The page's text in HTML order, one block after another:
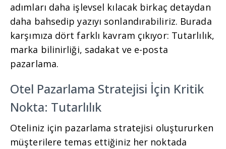
adımları daha işlevsel kılacak birkaç detaydan
daha bahsedip yazıyı sonlandırabiliriz. Burada
karşımıza dört farklı kavram çıkıyor: Tutarlılık,
marka bilinirliği, sadakat ve e-posta
pazarlama.
Otel Pazarlama Stratejisi İçin Kritik
Nokta: Tutarlılık
Oteliniz için pazarlama stratejisi oluştururken
müşterilere temas ettiğiniz her noktada